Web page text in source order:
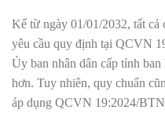
Kể từ ngày 01/01/2032, tất cả
yêu cầu quy định tại QCVN
Ủy ban nhân dân cấp tỉnh
hơn. Tuy nhiên, quy chuẩn
áp dụng QCVN 19:2024/